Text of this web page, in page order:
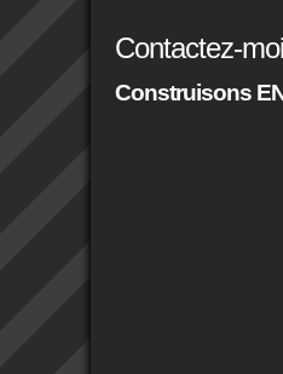
Contactez-
Construisons